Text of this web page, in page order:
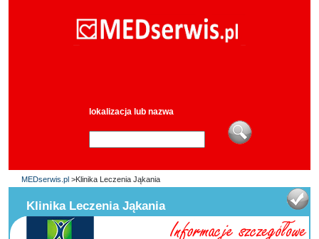
lokalizacja lub nazwa
MEDserwis.pl >Klinika Leczenia Jąkania
Klinika Leczenia Jąkania